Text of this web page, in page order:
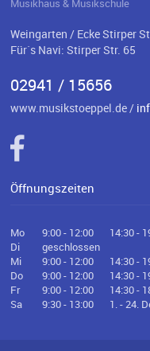
Musikhaus & Musikschule
Weingarten / Ecke Stirper
Für`s Navi: Stirper Str. 65
02941 / 15656
www.musikstoeppel.de /
Öffnungszeiten
Mo 9:00 - 12:00
14:30 -
Di
geschlossen
Mi
9:00 - 12:00
14:30 -
Do
9:00 - 12:00
14:30 -
Fr
9:00 - 12:00
14:30 -
Sa
9:30 - 13:00 1. - 24.